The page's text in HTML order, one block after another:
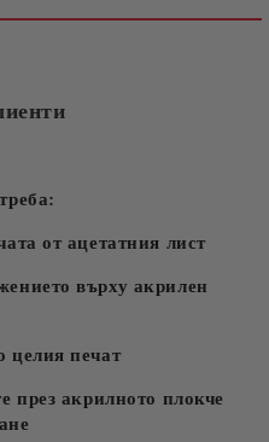
от ацетатния лист
върху акрилен
целия печат
през акрилното плокче